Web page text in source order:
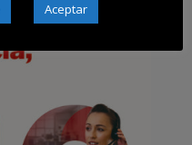
Aceptar